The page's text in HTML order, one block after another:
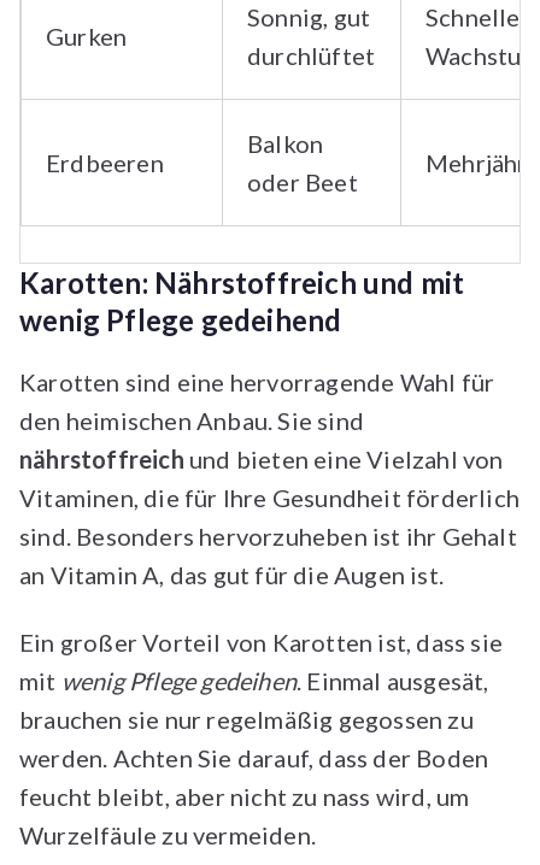
Gurken
Sonnig, gut
durchlüftet
Schnelles
Wachstum
Erdbeeren
Balkon
oder Beet
Karotten: Nährstoffreich und mit
wenig Pflege gedeihend
Karotten sind eine hervorragende Wahl für
den heimischen Anbau. Sie sind
nährstoffreich und bieten eine Vielzahl von
Vitaminen, die für Ihre Gesundheit förderlich
sind. Besonders hervorzuheben ist ihr Gehalt
an Vitamin A, das gut für die Augen ist.
Ein großer Vorteil von Karotten ist, dass sie
mit wenig Pflege gedeihen. Einmal ausgesät,
brauchen sie nur regelmäßig gegossen zu
werden. Achten Sie darauf, dass der Boden
feucht bleibt, aber nicht zu nass wird, um
Wurzelfäule zu vermeiden.